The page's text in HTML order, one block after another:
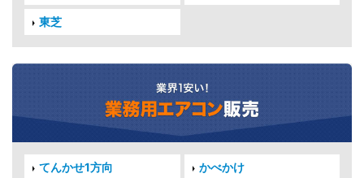
東芝
てんかせ1方向 かべかけ